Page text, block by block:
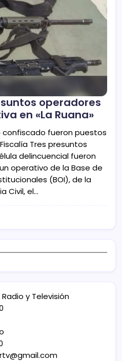
operadores
en «La Ruana»
confiscado fueron puestos
Tres presuntos
delincuencial fueron
operativo de la Base de
(BOI), de la
Civil, el…
y Televisión